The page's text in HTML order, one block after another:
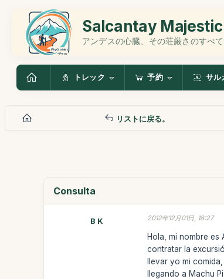
Salcantay Majestic
アンデスの心臓、その荘厳さのすべて
トレック 予約 サル
リストに戻る。
Consulta
B K 2012年12月01日, 18:27
Hola, mi nombre
contratar la
llevar yo mi
llegando a Machu